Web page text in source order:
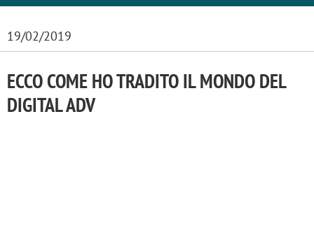
19/02/2019
ECCO COME HO TRADITO IL MONDO DEL
DIGITAL ADV